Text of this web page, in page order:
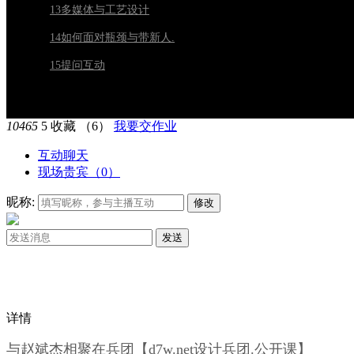
13多媒体与工艺设计
14如何面对瓶颈与带新人.
15提问互动
10465 5 收藏 （6） 我要交作业
互动聊天
现场贵宾（0）
昵称: 修改
发送
详情
与赵斌杰相聚在兵团【d7w.net设计兵团.公开课】